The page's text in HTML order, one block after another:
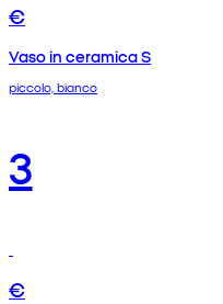
€
Vaso in ceramica S
piccolo, bianco
3
€